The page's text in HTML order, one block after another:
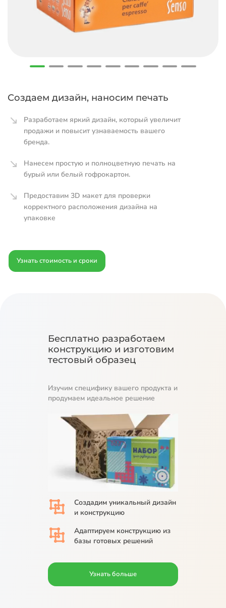
Создаем дизайн, наносим печать
Разработаем яркий дизайн, который увеличит
продажи и повысит узнаваемость вашего
бренда.
Нанесем простую и полноцветную печать на
бурый или белый гофрокартон.
Предоставим 3D макет для проверки
корректного расположения дизайна на
упаковке
Узнать стоимость и сроки
Бесплатно разработаем
конструкцию и изготовим
тестовый образец
Изучим специфику вашего продукта и
продумаем идеальное решение
Создадим уникальный дизайн
и конструкцию
Адаптируем конструкцию из
базы готовых решений
Узнать больше